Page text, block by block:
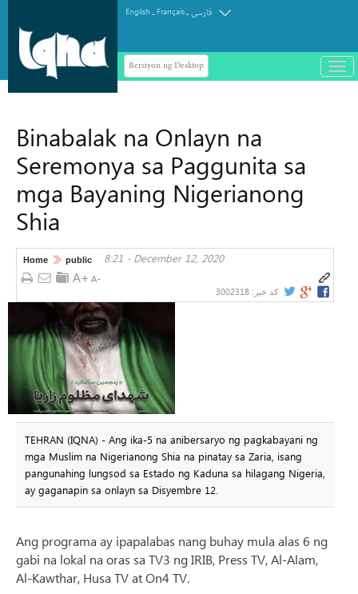
English . Français.فارسی
Bersiyon ng Desktop
باز
و
Binabalak na Onlayn na
Seremonya sa Paggunita sa
mga Bayaning Nigerianong
Shia
Home public 8:21 - December 12, 2020
کد خبر: 3002318
TEHRAN (IQNA) - Ang ika-5 na anibersaryo ng pagkabayani ng
mga Muslim na Nigerianong Shia na pinatay sa Zaria, isang
pangunahing lungsod sa Estado ng Kaduna sa hilagang Nigeria,
ay gaganapin sa onlayn sa Disyembre 12.
Ang programa ay ipapalabas nang buhay mula alas 6 ng
gabi na lokal na oras sa TV3 ng IRIB, Press TV, Al-Alam,
Al-Kawthar, Husa TV at On4 TV.